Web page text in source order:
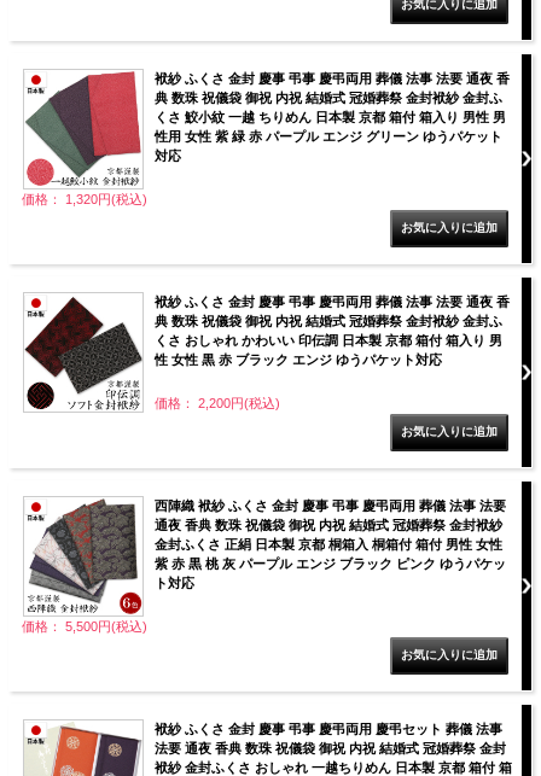
袱紗 ふくさ 金封 慶事 弔事 慶弔両用 葬儀 法事 法要 通夜 香
典 数珠 祝儀袋 御祝 内祝 結婚式 冠婚葬祭 金封袱紗 金封ふ
くさ 鮫小紋 一越 ちりめん 日本製 京都 箱付 箱入り 男性 男
性用 女性 紫 緑 赤 パープル エンジ グリーン ゆうパケット
対応
価格： 1,320円(税込)
袱紗 ふくさ 金封 慶事 弔事 慶弔両用 葬儀 法事 法要 通夜 香
典 数珠 祝儀袋 御祝 内祝 結婚式 冠婚葬祭 金封袱紗 金封ふ
くさ おしゃれ かわいい 印伝調 日本製 京都 箱付 箱入り 男
性 女性 黒 赤 ブラック エンジ ゆうパケット対応
価格： 2,200円(税込)
西陣織 袱紗 ふくさ 金封 慶事 弔事 慶弔両用 葬儀 法事 法要
通夜 香典 数珠 祝儀袋 御祝 内祝 結婚式 冠婚葬祭 金封袱紗
金封ふくさ 正絹 日本製 京都 桐箱入 桐箱付 箱付 男性 女性
紫 赤 黒 桃 灰 パープル エンジ ブラック ピンク ゆうパケッ
ト対応
価格： 5,500円(税込)
袱紗 ふくさ 金封 慶事 弔事 慶弔両用 慶弔セット 葬儀 法事
法要 通夜 香典 数珠 祝儀袋 御祝 内祝 結婚式 冠婚葬祭 金封
袱紗 金封ふくさ おしゃれ 一越ちりめん 日本製 京都 箱付 箱